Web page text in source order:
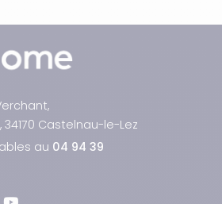
34170 Castelnau-le-Lez
au 04 94 39